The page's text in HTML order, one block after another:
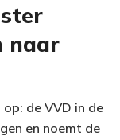
naar
de VVD in de
en noemt de